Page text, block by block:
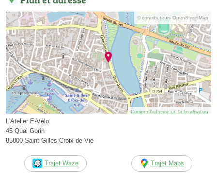
© contributeurs OpenStreetMap
Corriger l’adresse ou la localisation
L'Atelier E-Vélo
45 Quai Gorin
85800 Saint-Gilles-Croix-de-Vie
Trajet Waze Trajet Maps